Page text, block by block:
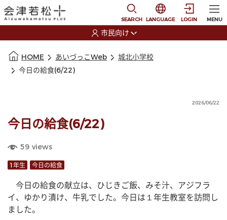
SEARCH
選択すると言語の切
LANGUAGE LOGIN MENU
市民向け
HOME あいづっこWeb
城北小学校
今日の給食(6/22)
2026/06/22
今日の給食(6/22)
59 views
1年生 今日の給食
今日の給食の献立は、ひじきご飯、みそ汁、アジフラ
イ、ゆかり漬け、牛乳でした。今日は１年生教室を訪問し
ました。